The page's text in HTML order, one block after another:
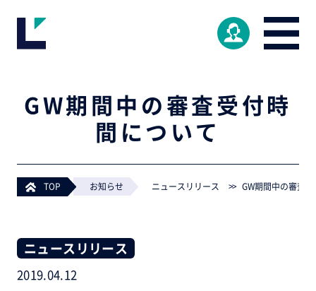
GW期間中の審査受付時
間について
TOP > お知らせ ニュースリリース > GW期間中の審査
ニュースリリース
2019.04.12